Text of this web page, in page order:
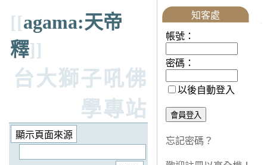
[[agama:天帝
釋]]
台大獅子吼佛
學專站
知客處
帳號：
密碼：
以後自動登入
忘記密碼？